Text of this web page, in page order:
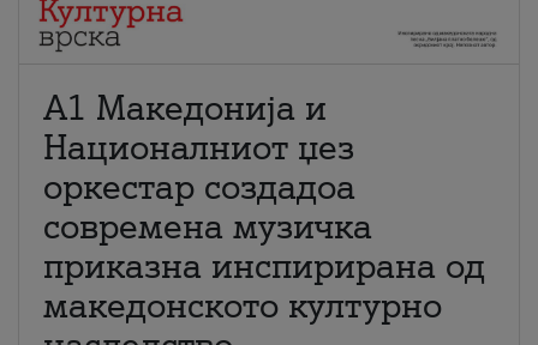
А1 Македонија и
Националниот џез
оркестар создадоа
современа музичка
приказна инспирирана од
македонското културно